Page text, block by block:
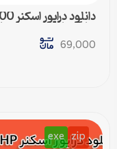
سازگار با تمام ویندوزها
69,000
zip
exe